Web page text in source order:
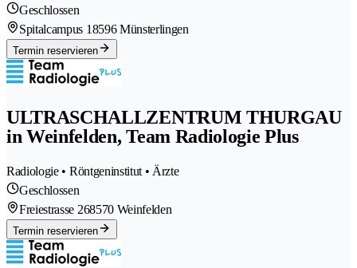
Geschlossen
Spitalcampus 18596 Münsterlingen
Termin reservieren
ULTRASCHALLZENTRUM THURGAU
in Weinfelden, Team Radiologie Plus
Radiologie • Röntgeninstitut • Ärzte
Geschlossen
Freiestrasse 268570 Weinfelden
Termin reservieren